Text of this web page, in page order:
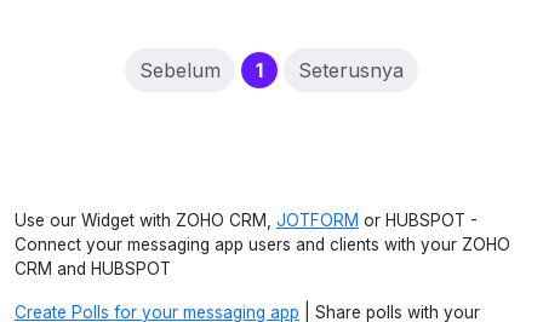
Sebelum 1(current)
Seterusnya
Use our Widget with ZOHO CRM, JOTFORM or HUBSPOT -
Connect your messaging app users and clients with your ZOHO
CRM and HUBSPOT
Create Polls for your messaging app | Share polls with your